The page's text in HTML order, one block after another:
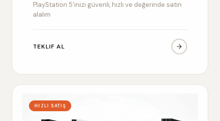
PlayStation 5’inizi güvenli, hızlı ve değerinde satın
alalım
TEKLIF AL
HIZLI SATIŞ